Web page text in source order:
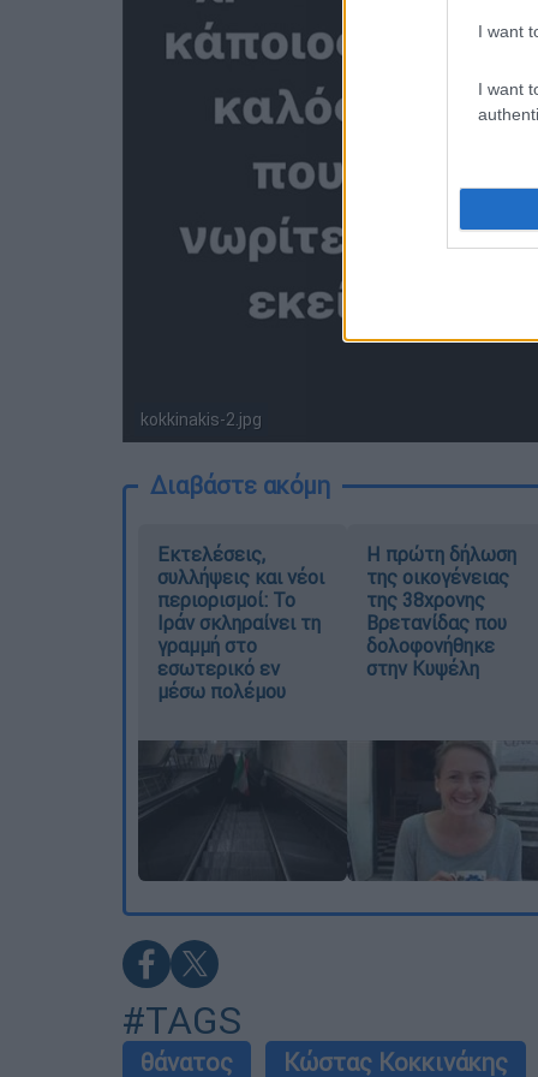
I want
I want
kokkinakis-2.jpg
Διαβάστε ακόμη
Εκτελέσεις,
συλλήψεις και νέοι
περιορισμοί: Το
Ιράν σκληραίνει τη
γραμμή στο
εσωτερικό εν
μέσω πολέμου
Η πρώτη δήλωση
της οικογένειας
της 38χρονης
Βρετανίδας που
δολοφονήθηκε
στην Κυψέλη
#TAGS
θάνατος Κώστας Κοκκινάκης